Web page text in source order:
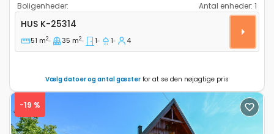
Boligenheder:
Antal enheder: 1
Et værelses hus Bratina, Prigorje K-25314
HUS K-25314
51 m2 35 m2 1 1 4
Vælg datoer og antal gæster for at se den nøjagtige pris
-19 %